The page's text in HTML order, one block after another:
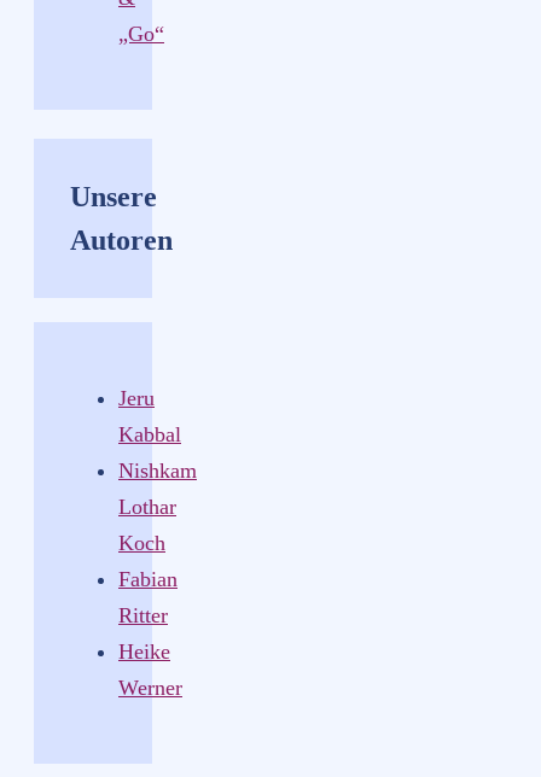
„Go“
Unsere
Autoren
Jeru
Kabbal
Nishkam
Lothar
Koch
Fabian
Ritter
Heike
Werner